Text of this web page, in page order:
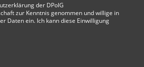
der DPolG
zur Kenntnis genommen und willige in
Daten ein. Ich kann diese Einwilligung